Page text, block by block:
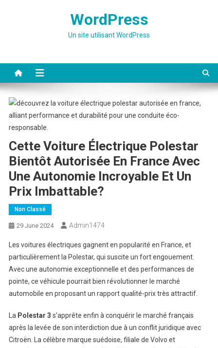
WordPress
Un site utilisant WordPress
Cette Voiture Électrique Polestar
Bientôt Autorisée En France Avec
Une Autonomie Incroyable Et Un
Prix Imbattable?
Non Classé
29 June 2024 Admin1474
Les voitures électriques gagnent en popularité en France, et
particulièrement la Polestar, qui suscite un fort engouement.
Avec une autonomie exceptionnelle et des performances de
pointe, ce véhicule pourrait bien révolutionner le marché
automobile en proposant un rapport qualité-prix très attractif.
La Polestar 3 s’apprête enfin à conquérir le marché français
après la levée de son interdiction due à un conflit juridique avec
Citroën. La célèbre marque suédoise, filiale de Volvo et